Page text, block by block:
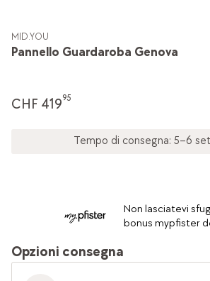
Pannello Guardaroba Genova
MID.YOU
CHF 41995
Tempo di consegna: 5–6
Non lasciatevi
bonus mypfister
Opzioni consegna